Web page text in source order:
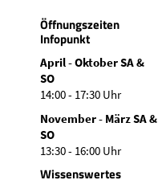
Öffnungszeiten
Infopunkt
April - Oktober SA &
SO
14:00 - 17:30 Uhr
November - März SA &
SO
13:30 - 16:00 Uhr
Wissenswertes